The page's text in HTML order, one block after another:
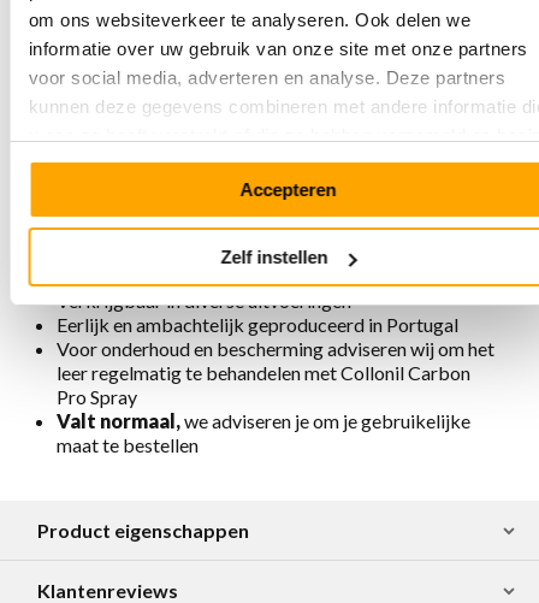
om ons websiteverkeer te analyseren. Ook delen we
informatie over uw gebruik van onze site met onze partners
voor social media, adverteren en analyse. Deze partners
kunnen deze gegevens combineren met andere informatie
van uw gebruik van hun services.
Accepteren
Zelf instellen
Gemaakt van premium nubuckleer
Unieke pasvorm en loopgenot dankzij de traditionele
handgestikte mocassin constructie
Extra comfort dankzij hogere hiel met zachte padding
Uitneembaar voetbed
Voering chroomvrij, ademend, antistatisch en
Verkrijgbaar in diverse uitvoeringen
Eerlijk en ambachtelijk geproduceerd in Portugal
Voor onderhoud en bescherming adviseren wij om het
leer regelmatig te behandelen met Collonil Carbon
Pro Spray
Valt normaal,we adviseren je om je gebruikelijke
maat te bestellen
Product eigenschappen
Klantenreviews